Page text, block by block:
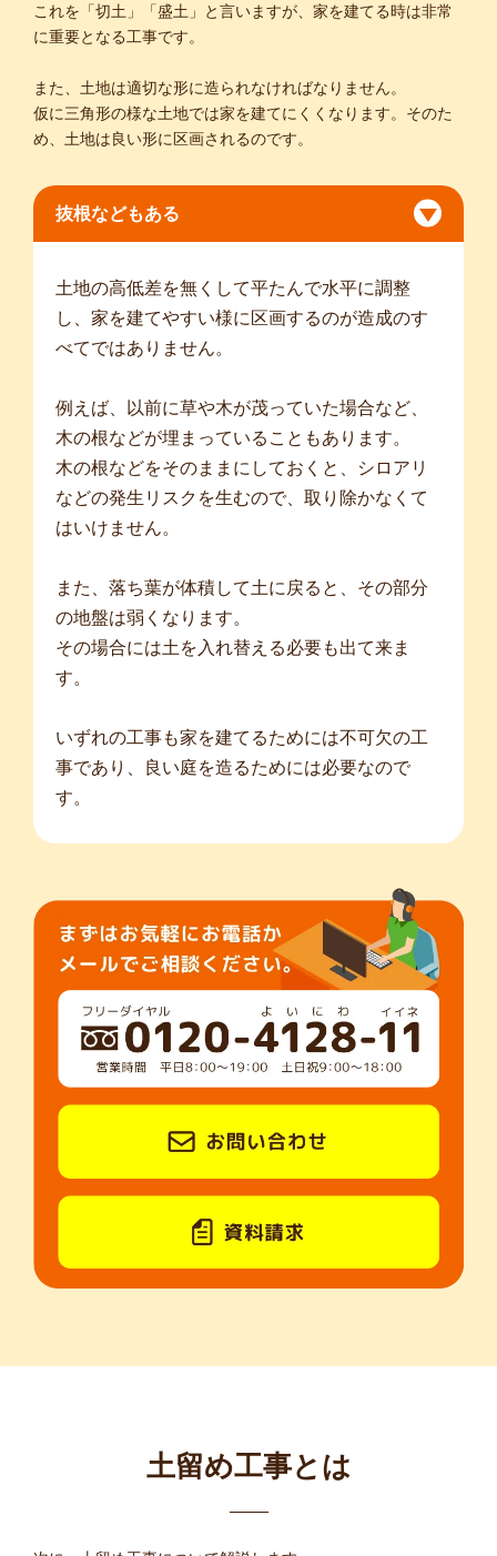
これを「切土」「盛土」と言いますが、家を建てる時は非常
に重要となる工事です。
また、土地は適切な形に造られなければなりません。
仮に三角形の様な土地では家を建てにくくなります。そのた
め、土地は良い形に区画されるのです。
抜根などもある
土地の高低差を無くして平たんで水平に調整
し、家を建てやすい様に区画するのが造成のす
べてではありません。
例えば、以前に草や木が茂っていた場合など、
木の根などが埋まっていることもあります。
木の根などをそのままにしておくと、シロアリ
などの発生リスクを生むので、取り除かなくて
はいけません。
また、落ち葉が体積して土に戻ると、その部分
の地盤は弱くなります。
その場合には土を入れ替える必要も出て来ま
す。
いずれの工事も家を建てるためには不可欠の工
事であり、良い庭を造るためには必要なので
す。
土留め工事とは